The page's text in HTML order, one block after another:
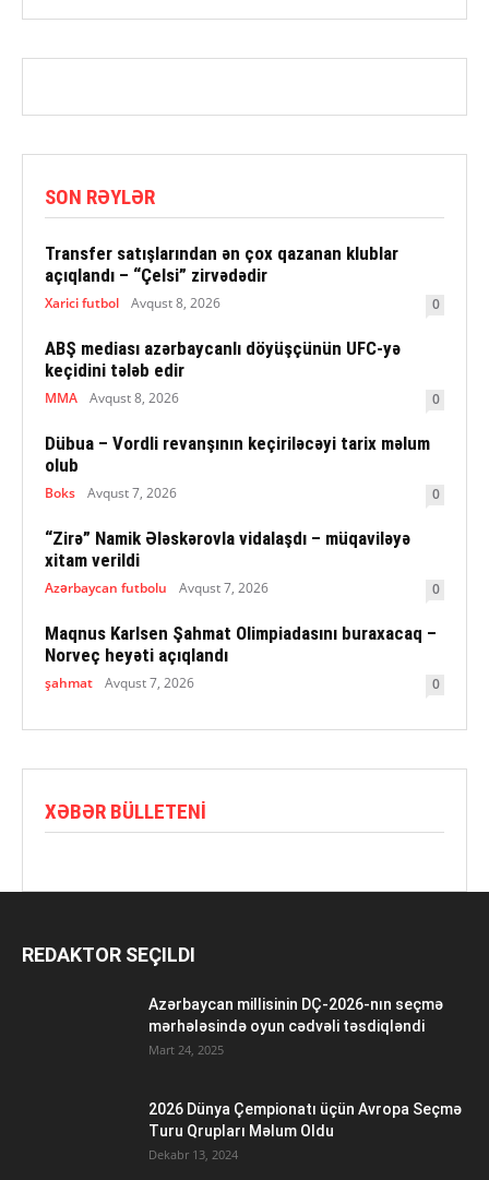
SON RƏYLƏR
Transfer satışlarından ən çox qazanan klublar
açıqlandı – “Çelsi” zirvədədir
Xarici futbol Avqust 8, 2026 0
ABŞ mediası azərbaycanlı döyüşçünün UFC-yə
keçidini tələb edir
MMA Avqust 8, 2026 0
Dübua – Vordli revanşının keçiriləcəyi tarix məlum
olub
Boks Avqust 7, 2026 0
“Zirə” Namik Ələskərovla vidalaşdı – müqaviləyə
xitam verildi
Azərbaycan futbolu Avqust 7, 2026 0
Maqnus Karlsen Şahmat Olimpiadasını buraxacaq –
Norveç heyəti açıqlandı
şahmat Avqust 7, 2026 0
XƏBƏR BÜLLETENI
REDAKTOR SEÇILDI
Azərbaycan millisinin DÇ-2026-nın seçmə
mərhələsində oyun cədvəli təsdiqləndi
Mart 24, 2025
2026 Dünya Çempionatı üçün Avropa Seçmə
Turu Qrupları Məlum Oldu
Dekabr 13, 2024